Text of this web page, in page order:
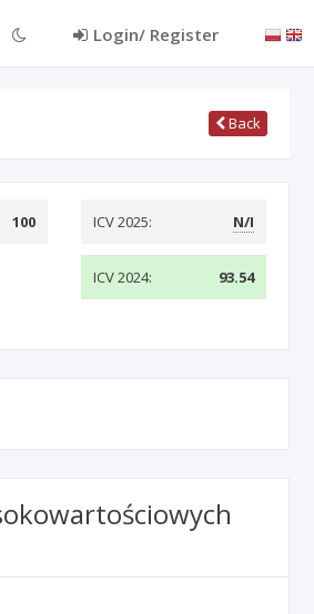
Login/ Register
Back
100 ICV 2025: N/I
ICV 2024: 93.54